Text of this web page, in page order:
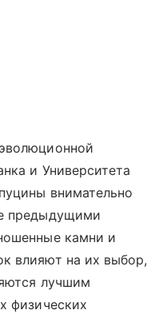
и Университета
внимательно
предыдущими
камни и
влияют на их выбор,
лучшим
физических